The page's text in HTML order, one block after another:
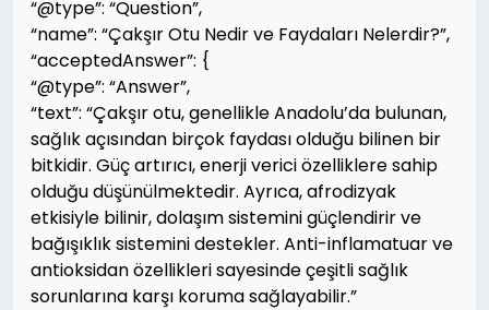
“@type”: “Question”,
“name”: “Çakşır Otu Nedir ve Faydaları Nelerdir?”,
“acceptedAnswer”: {
“@type”: “Answer”,
“text”: “Çakşır otu, genellikle Anadolu’da bulunan,
sağlık açısından birçok faydası olduğu bilinen bir
bitkidir. Güç artırıcı, enerji verici özelliklere sahip
olduğu düşünülmektedir. Ayrıca, afrodizyak
etkisiyle bilinir, dolaşım sistemini güçlendirir ve
bağışıklık sistemini destekler. Anti-inflamatuar ve
antioksidan özellikleri sayesinde çeşitli sağlık
sorunlarına karşı koruma sağlayabilir.”